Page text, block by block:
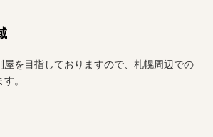
屋を目指しておりますので、札幌周辺での
。